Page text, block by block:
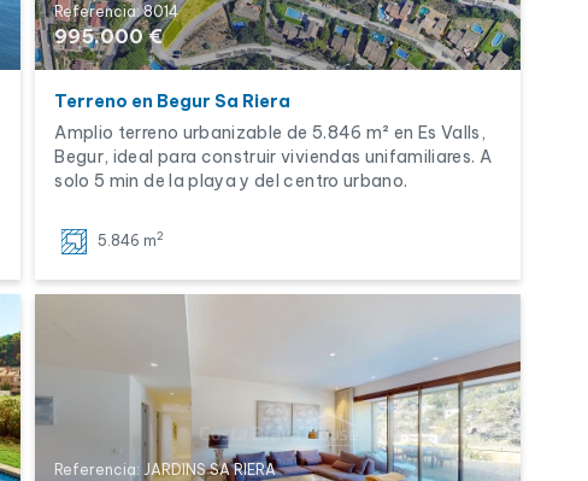
Referencia: 8014
995.000 €
Terreno en Begur Sa Riera
Amplio terreno urbanizable de 5.846 m² en Es Valls,
Begur, ideal para construir viviendas unifamiliares. A
solo 5 min de la playa y del centro urbano.
5.846 m2
Referencia: JARDINS SA RIERA